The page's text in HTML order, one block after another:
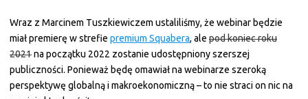
Wraz z Marcinem Tuszkiewiczem ustaliliśmy, że webinar będzie
miał premierę w strefie premium Squabera, ale pod koniec roku
2021na początku 2022 zostanie udostępniony szerszej
publiczności. Ponieważ będę omawiał na webinarze szeroką
perspektywę globalną i makroekonomiczną – to nie straci on nic na